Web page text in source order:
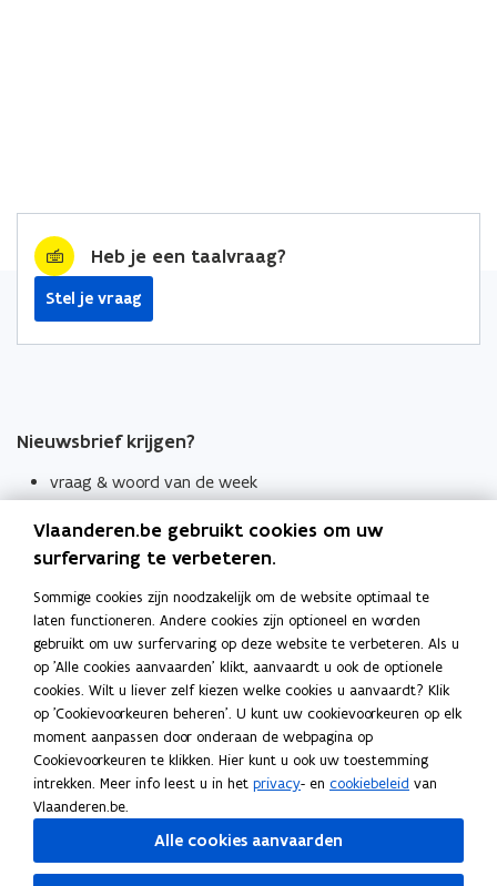
Heb je een taalvraag?
Stel je vraag
Nieuwsbrief krijgen?
vraag & woord van de week
Schrijf je in
Thema's
Taaladviezen
Spellingregels
Tips voor duidelijke taal
Bekijk ook
Spellingtests
Boek- en webwijzer
Vlaanderen.be gebruikt cookies om uw
surfervaring te verbeteren.
Sommige cookies zijn noodzakelijk om de website optimaal te
laten functioneren. Andere cookies zijn optioneel en worden
gebruikt om uw surfervaring op deze website te verbeteren. Als u
op 'Alle cookies aanvaarden' klikt, aanvaardt u ook de optionele
cookies. Wilt u liever zelf kiezen welke cookies u aanvaardt? Klik
op 'Cookievoorkeuren beheren'. U kunt uw cookievoorkeuren op elk
moment aanpassen door onderaan de webpagina op
Cookievoorkeuren te klikken. Hier kunt u ook uw toestemming
intrekken. Meer info leest u in het privacy- en cookiebeleid van
Vlaanderen.be.
Alle cookies aanvaarden